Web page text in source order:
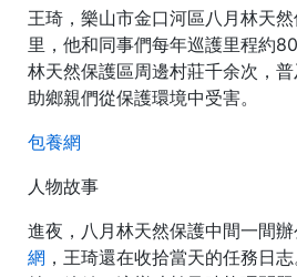
王琦，樂山市金口河區八月林天
里，他和同事們每年巡護里程約
林天然保護區周邊村莊千余次，
助鄉親們從保護環境中受害。
包養網
人物故事
進夜，八月林天然保護中間一間
網 ，王琦還在收拾當天的任務日